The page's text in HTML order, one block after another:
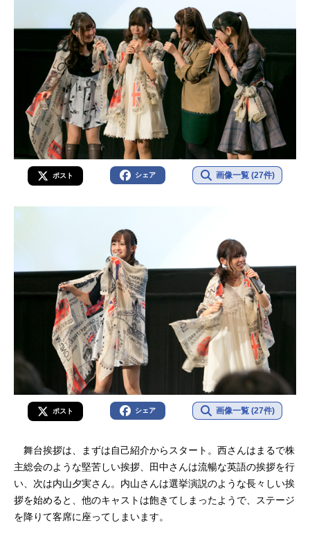
ポスト シェア 画像一覧 (27件)
ポスト シェア 画像一覧 (27件)
舞台挨拶は、まずは自己紹介からスタート。西さんはまるで株
主総会のような堅苦しい挨拶、田中さんは流暢な英語の挨拶を行
い、次は内山夕実さん。内山さんは選挙演説のような長々しい挨
拶を始めると、他のキャストは飽きてしまったようで、ステージ
を降りて客席に座ってしまいます。